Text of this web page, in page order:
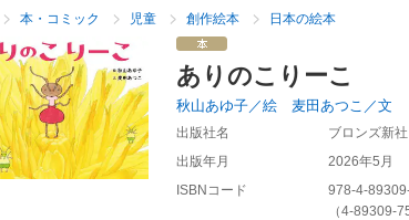
本・コミック 児童 創作絵本 日本の絵本
ありのこりーこ
秋山あゆ子／絵 麦田あつこ／文
出版社名
ブロンズ新社
出版年月
2026年5月
ISBNコード
978-4-
（4-89309-